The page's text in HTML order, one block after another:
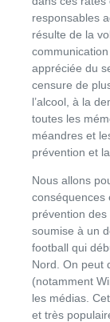
responsables
résulte de la
appréciée du
censure de
l’alcool, à la
toutes les
méandres et
prévention et
Nous allons
conséquences
prévention
soumise à un
football qui
Nord. On peut
(notamment
les médias.
et très